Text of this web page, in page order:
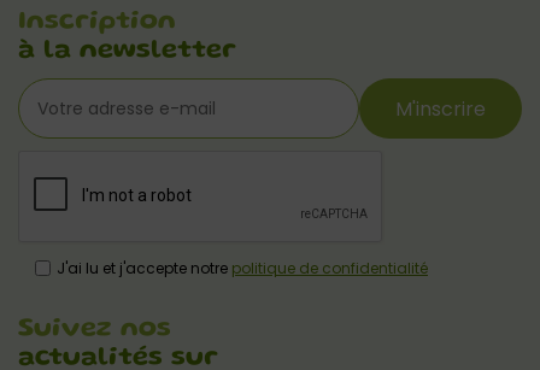
Inscription
à la newsletter
M'inscrire
J'ai lu et j'accepte notre politique de confidentialité
Suivez nos
actualités sur